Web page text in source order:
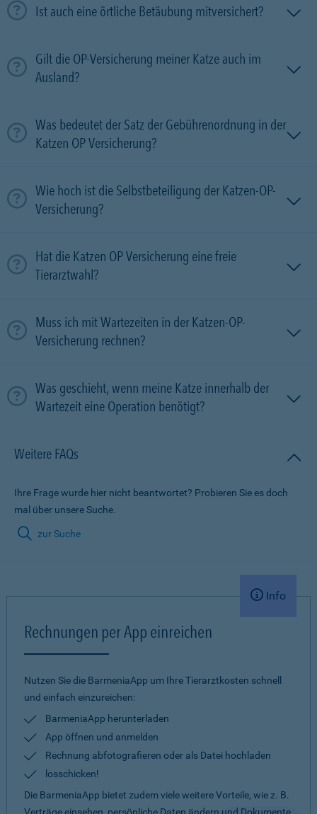
Ist auch eine örtliche Betäubung mitversichert?
Gilt die OP-Versicherung meiner Katze auch im
Ausland?
Was bedeutet der Satz der Gebührenordnung in der
Katzen OP Versicherung?
Wie hoch ist die Selbstbeteiligung der Katzen-OP-
Versicherung?
Hat die Katzen OP Versicherung eine freie
Tierarztwahl?
Muss ich mit Wartezeiten in der Katzen-OP-
Versicherung rechnen?
Was geschieht, wenn meine Katze innerhalb der
Wartezeit eine Operation benötigt?
Weitere FAQs
Ihre Frage wurde hier nicht beantwortet? Probieren Sie es doch
mal über unsere Suche.
zur Suche
Info
Rechnungen per App einreichen
Nutzen Sie die BarmeniaApp um Ihre Tierarztkosten schnell
und einfach einzureichen:
BarmeniaApp herunterladen
App öffnen und anmelden
Rechnung abfotografieren oder als Datei hochladen
losschicken!
Die BarmeniaApp bietet zudem viele weitere Vorteile, wie z. B.